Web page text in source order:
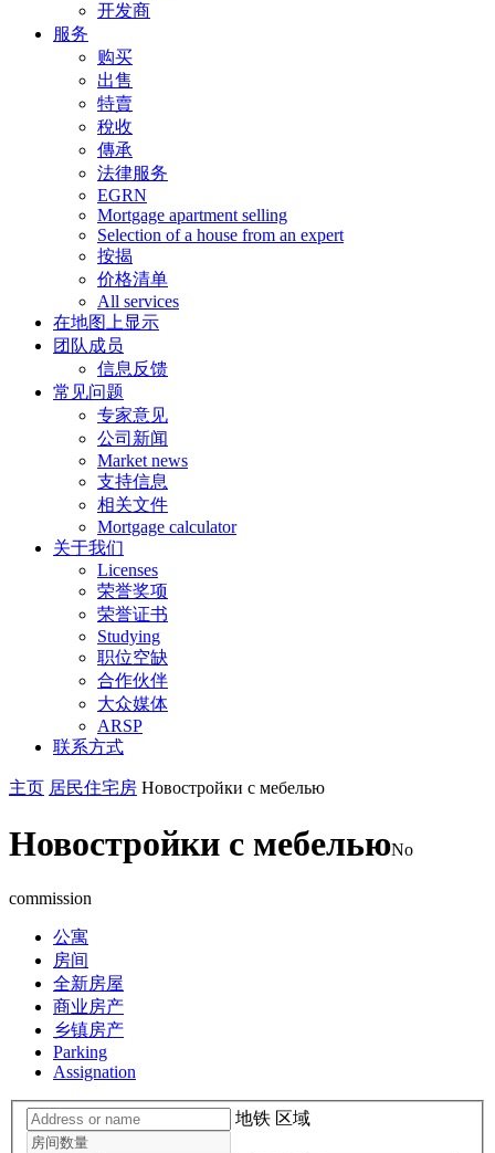
开发商
服务
购买
出售
特賣
稅收
傳承
法律服务
EGRN
Mortgage apartment selling
Selection of a house from an expert
按揭
价格清单
All services
在地图上显示
团队成员
信息反馈
常见问题
专家意见
公司新闻
Market news
支持信息
相关文件
Mortgage calculator
关于我们
Licenses
荣誉奖项
荣誉证书
Studying
职位空缺
合作伙伴
大众媒体
ARSP
联系方式
主页 居民住宅房 Новостройки с мебелью
Новостройки с мебельюNo
commission
公寓
房间
全新房屋
商业房产
乡镇房产
Parking
Assignation
地铁 区域